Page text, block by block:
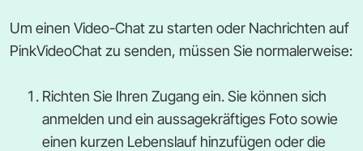
Um einen Video-Chat zu starten oder Nachrichten auf
PinkVideoChat zu senden, müssen Sie normalerweise:
Richten Sie Ihren Zugang ein. Sie können sich
anmelden und ein aussagekräftiges Foto sowie
einen kurzen Lebenslauf hinzufügen oder die